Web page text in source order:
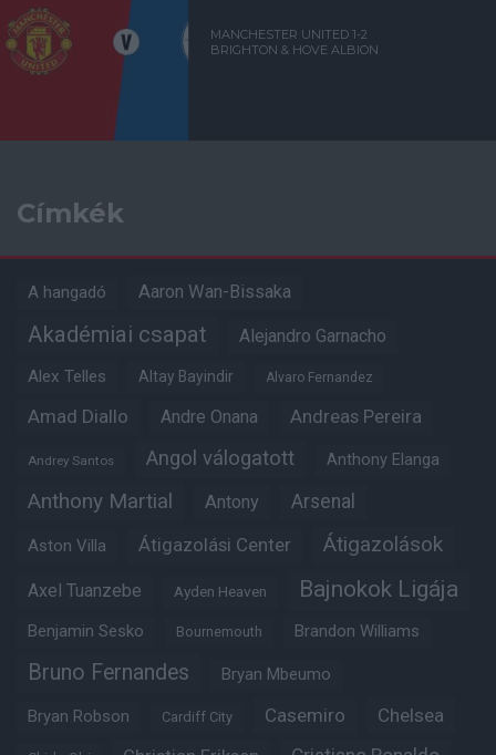
MANCHESTER UNITED 1-2
BRIGHTON & HOVE ALBION
Címkék
A hangadó Aaron Wan-Bissaka
Akadémiai csapat Alejandro Garnacho
Alex Telles Altay Bayindir Alvaro Fernandez
Amad Diallo Andre Onana Andreas Pereira
Andrey Santos Angol válogatott Anthony Elanga
Anthony Martial Antony Arsenal
Aston Villa Átigazolási Center Átigazolások
Axel Tuanzebe Ayden Heaven Bajnokok Ligája
Benjamin Sesko Bournemouth Brandon Williams
Bruno Fernandes Bryan Mbeumo
Bryan Robson Cardiff City Casemiro Chelsea